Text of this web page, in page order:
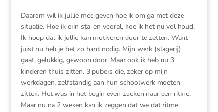
Daarom wil ik jullie mee geven hoe ik om ga met deze
situatie. Hoe ik erin sta, en vooral, hoe ik het nu vol houd.
Ik hoop dat ik jullie kan motiveren door te zetten. Want
juist nu heb je het zo hard nodig. Mijn werk (slagerij)
gaat, gelukkig, gewoon door. Maar ook ik heb nu 3
kinderen thuis zitten. 3 pubers die, zeker op mijn
werkdagen, zelfstandig aan hun schoolwerk moeten
zitten. Het was in het begin even zoeken naar een ritme.
Maar nu na 2 weken kan ik zeggen dat we dat ritme